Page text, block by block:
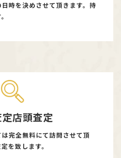
時を決めさせて頂きます。持
店頭査定
完全無料にて訪問させて頂
を致します。